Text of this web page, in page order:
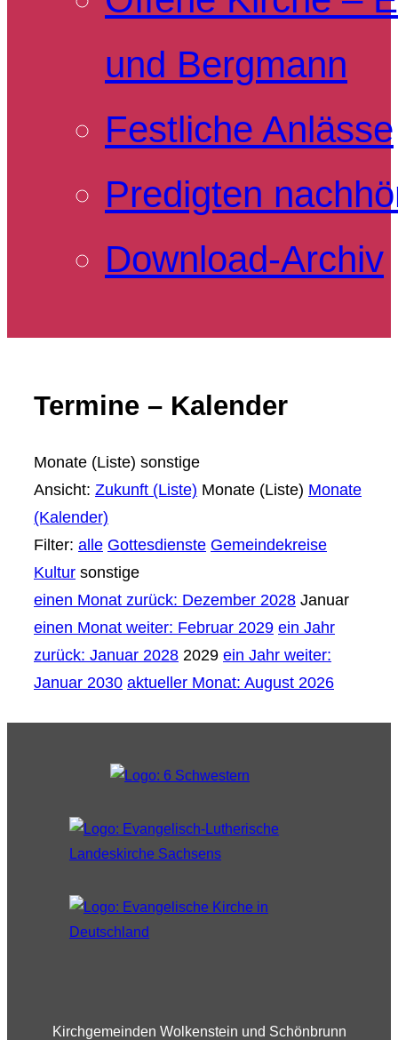
und Bergmann
Festliche Anlässe
Predigten
Download-Archiv
Termine – Kalender
Monate (Liste) sonstige
Ansicht: Zukunft (Liste) Monate (Liste) Monate
(Kalender)
Filter: alle Gottesdienste Gemeindekreise
Kultur sonstige
einen Monat zurück: Dezember 2028 Januar
einen Monat weiter: Februar 2029 ein Jahr
zurück: Januar 2028 2029 ein Jahr weiter:
Januar 2030 aktueller Monat: August 2026
Kirchgemeinden Wolkenstein und Schönbrunn